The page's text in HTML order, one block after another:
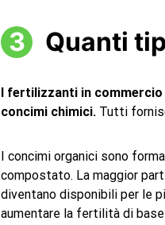
Quanti
I fertilizzanti in
concimi chimici. Tutti
I concimi organici sono
compostato. La maggior
diventano disponibili per le
aumentare la fertilità di